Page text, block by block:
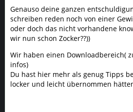
Genauso deine ganzen
schreiben reden noch von einer
oder doch das nicht vorhandene
wir nun schon Zocker??))
Wir haben einen Downloadbereich(
infos)
Du hast hier mehr als genug Tipps
locker und leicht übernommen